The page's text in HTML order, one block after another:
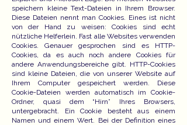
speichern kleine Text-Dateien in Ihrem Browser.
Diese Dateien nennt man Cookies. Eines ist nicht
von der Hand zu weisen: Cookies sind echt
nützliche Helferlein. Fast alle Websites verwenden
Cookies. Genauer gesprochen sind es HTTP-
Cookies, da es auch noch andere Cookies für
andere Anwendungsbereiche gibt. HTTP-Cookies
sind kleine Dateien, die von unserer Website auf
Ihrem Computer gespeichert werden. Diese
Cookie-Dateien werden automatisch im Cookie-
Ordner, quasi dem “Hirn” Ihres Browsers,
untergebracht. Ein Cookie besteht aus einem
Namen und einem Wert. Bei der Definition eines